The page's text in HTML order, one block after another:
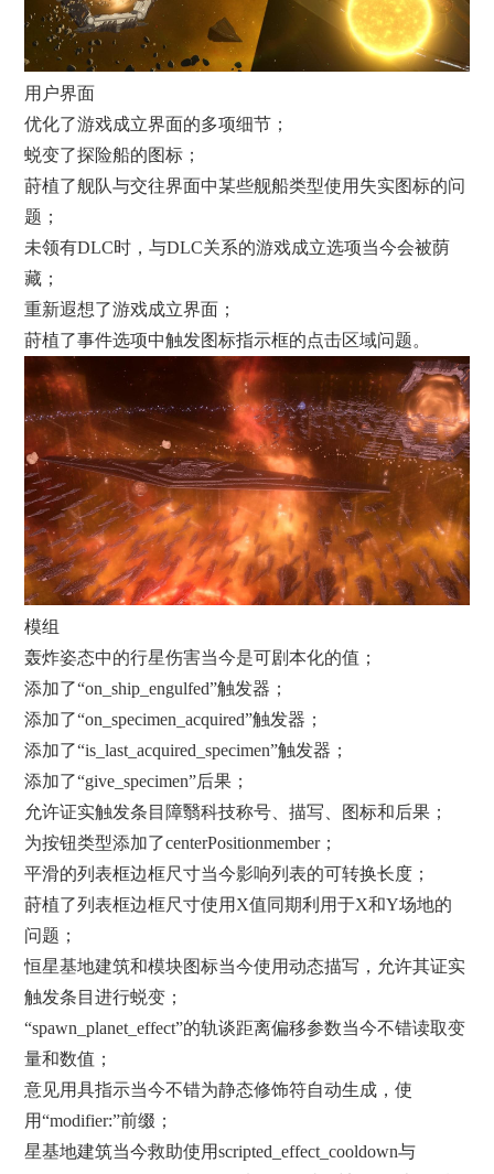
用户界面
优化了游戏成立界面的多项细节；
蜕变了探险船的图标；
莳植了舰队与交往界面中某些舰船类型使用失实图标的问
题；
未领有DLC时，与DLC关系的游戏成立选项当今会被荫
藏；
重新遐想了游戏成立界面；
莳植了事件选项中触发图标指示框的点击区域问题。
模组
轰炸姿态中的行星伤害当今是可剧本化的值；
添加了“on_ship_engulfed”触发器；
添加了“on_specimen_acquired”触发器；
添加了“is_last_acquired_specimen”触发器；
添加了“give_specimen”后果；
允许证实触发条目障翳科技称号、描写、图标和后果；
为按钮类型添加了centerPositionmember；
平滑的列表框边框尺寸当今影响列表的可转换长度；
莳植了列表框边框尺寸使用X值同期利用于X和Y场地的
问题；
恒星基地建筑和模块图标当今使用动态描写，允许其证实
触发条目进行蜕变；
“spawn_planet_effect”的轨谈距离偏移参数当今不错读取变
量和数值；
意见用具指示当今不错为静态修饰符自动生成，使
用“modifier:”前缀；
星基地建筑当今救助使用scripted_effect_cooldown与